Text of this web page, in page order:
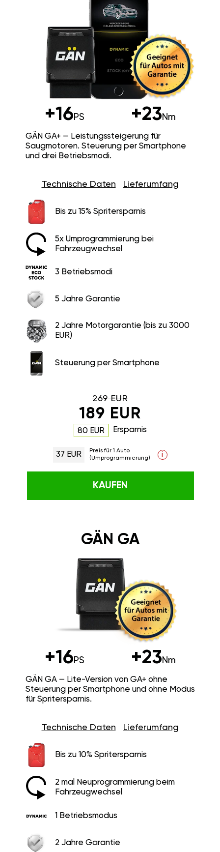
+16PS +23Nm
GÄN GA+ — Leistungssteigerung für
Saugmotoren. Steuerung per Smartphone
und drei Betriebsmodi.
Technische Daten Lieferumfang
Bis zu 15% Spritersparnis
5x Umprogrammierung bei
Fahrzeugwechsel
3 Betriebsmodi
5 Jahre Garantie
2 Jahre Motorgarantie (bis zu 3000
EUR)
Steuerung per Smartphone
269 EUR
189 EUR
80 EUR Ersparnis
37 EUR
Preis für 1 Auto
(Umprogrammierung)
i
KAUFEN
GÄN GA
+16PS +23Nm
GÄN GA — Lite-Version von GA+ ohne
Steuerung per Smartphone und ohne Modus
für Spritersparnis.
Technische Daten Lieferumfang
Bis zu 10% Spritersparnis
2 mal Neuprogrammierung beim
Fahrzeugwechsel
1 Betriebsmodus
2 Jahre Garantie